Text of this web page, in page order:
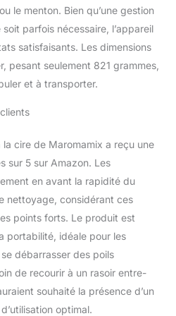
comme les grains de cire
dure, la cire en vrac et les
perles de cire. Il est
également adapté pour
diverses parties du
corps, y compris les
sourcils, la ligne de bikini,
les jambes et les poils du
professionnel dans le
confort Perles de cire
infusées d'ingrédients
naturels : infusées avec
des ingrédients naturels,
nos perles de cire
combinent l'efficacité
avec les soins de la
peau, offrant une
expérience d'épilation
douce et sans irritation.
le menton. Bien qu’une gestion
parfois nécessaire, l’appareil
satisfaisants. Les dimensions
pesant seulement 821 grammes,
et à transporter.
la cire de Maromamix a reçu une
sur 5 sur Amazon. Les
en avant la rapidité du
nettoyage, considérant ces
points forts. Le produit est
portabilité, idéale pour les
débarrasser des poils
de recourir à un rasoir entre-
souhaité la présence d’un
optimal.